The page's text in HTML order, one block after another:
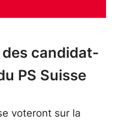
candidat-
PS Suisse
voteront sur la